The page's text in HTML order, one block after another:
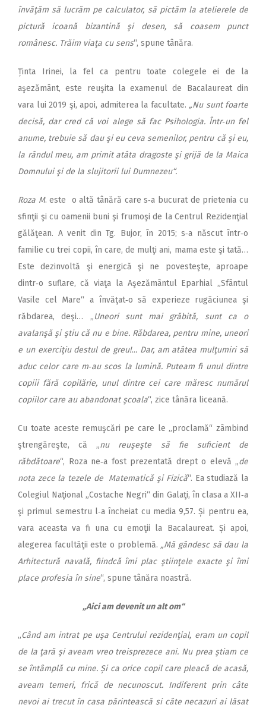
învăţăm să lucrăm pe calculator, să pictăm la atelierele de
pictură icoană bizantină şi desen, să coasem punct
românesc. Trăim viaţa cu sens“, spune tânăra.
Ținta Irinei, la fel ca pentru toate colegele ei de la
aşezământ, este reuşita la examenul de Bacalaureat din
vara lui 2019 şi, apoi, admiterea la facultate. „Nu sunt foarte
decisă, dar cred că voi alege să fac Psihologia. Într‑un fel
anume, trebuie să dau şi eu ceva semenilor, pentru că şi eu,
la rândul meu, am primit atâta dragoste şi grijă de la Maica
Domnului şi de la slujitorii lui Dumnezeu“.
Roza M. este o altă tânără care s‑a bucurat de prietenia cu
sfinţii şi cu oamenii buni şi frumoşi de la Centrul Rezidenţial
gălăţean. A venit din Tg. Bujor, în 2015; s‑a născut într‑o
familie cu trei copii, în care, de mulţi ani, mama este şi tată…
Este dezinvoltă şi energică şi ne povesteşte, aproape
dintr‑o suflare, că viaţa la Aşezământul Eparhial „Sfântul
Vasile cel Mare“ a învăţat‑o să experieze rugăciunea şi
răbdarea, deşi… „Uneori sunt mai grăbită, sunt ca o
avalanşă şi ştiu că nu e bine. Răbdarea, pentru mine, uneori
e un exerciţiu destul de greu!… Dar, am atâtea mulţumiri să
aduc celor care m‑au scos la lumină. Puteam fi unul dintre
copiii fără copilărie, unul dintre cei care măresc numărul
copiilor care au abandonat şcoala“, zice tânăra liceană.
Cu toate aceste remuşcări pe care le „proclamă“ zâmbind
ştrengăreşte, că „nu reuşeşte să fie suficient de
răbdătoare“, Roza ne‑a fost prezentată drept o elevă „de
nota zece la tezele de Matematică şi Fizică“. Ea studiază la
Colegiul Naţional „Costache Negri“ din Galaţi, în clasa a XII‑a
şi primul semestru l‑a încheiat cu media 9,57. Și pentru ea,
vara aceasta va fi una cu emoţii la Bacalaureat. Și apoi,
alegerea facultăţii este o problemă. „Mă gândesc să dau la
Arhitectură navală, fiindcă îmi plac ştiinţele exacte şi îmi
place profesia în sine“, spune tânăra noastră.
„Aici am devenit un alt om“
„Când am intrat pe uşa Centrului rezidenţial, eram un copil
de la ţară şi aveam vreo treisprezece ani. Nu prea ştiam ce
se întâmplă cu mine. Și ca orice copil care pleacă de acasă,
aveam temeri, frică de necunoscut. Indiferent prin câte
nevoi ai trecut în casa părintească şi câte necazuri ai lăsat